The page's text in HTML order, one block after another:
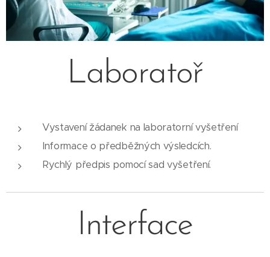
Laboratoř
Vystavení žádanek na laboratorní vyšetření
Informace o předběžných výsledcích.
Rychlý předpis pomocí sad vyšetření.
Interface